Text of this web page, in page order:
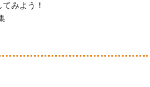
みよう！